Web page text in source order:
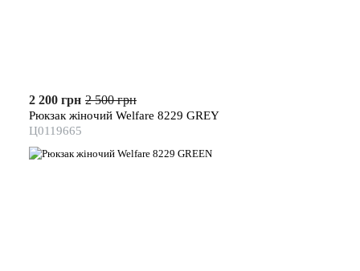
2 200 грн 2 500 грн
Рюкзак жіночий Welfare 8229 GREY
Ц0119665